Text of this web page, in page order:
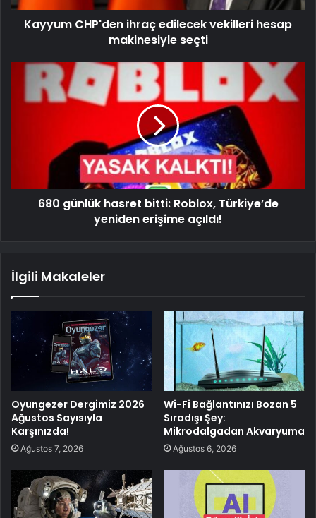
Kayyum CHP'den ihraç edilecek vekilleri hesap
makinesiyle seçti
680 günlük hasret bitti: Roblox, Türkiye’de
yeniden erişime açıldı!
İlgili Makaleler
Oyungezer Dergimiz 2026
Ağustos Sayısıyla
Karşınızda!
Ağustos 7, 2026
Wi-Fi Bağlantınızı Bozan 5
Sıradışı Şey:
Mikrodalgadan Akvaryuma
Ağustos 6, 2026